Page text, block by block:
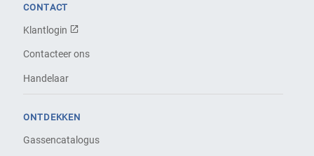
CONTACT
Klantlogin
Contacteer ons
Handelaar
ONTDEKKEN
Gassencatalogus